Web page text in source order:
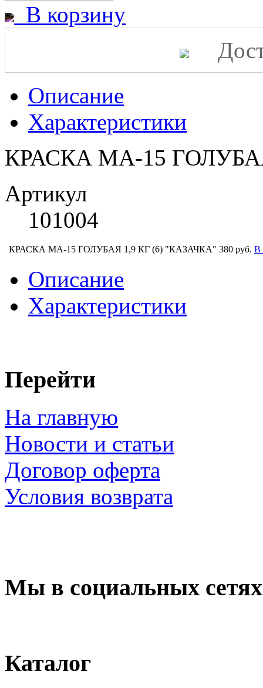
В корзину
Описание
Характеристики
КРАСКА МА-15
Артикул
101004
КРАСКА МА-15 ГОЛУБАЯ 1,9 КГ (6) "КАЗАЧКА" 380 руб. В
Описание
Характеристики
Перейти
На главную
Новости и статьи
Договор оферта
Условия возврата
Мы в социальных сетях
Каталог